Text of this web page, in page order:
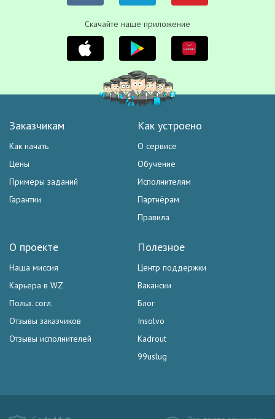
Скачайте наше приложение
Заказчикам
Как начать
Цены
Примеры заданий
Гарантии
Как устроено
О сервисе
Обучение
Исполнителям
Партнёрам
Правила
Полезное
Центр поддержки
Вакансии
Блог
Insolvo
Kadrout
99uslug
О проекте
Наша миссия
Карьера в WZ
Польз. согл.
Отзывы заказчиков
Отзывы исполнителей